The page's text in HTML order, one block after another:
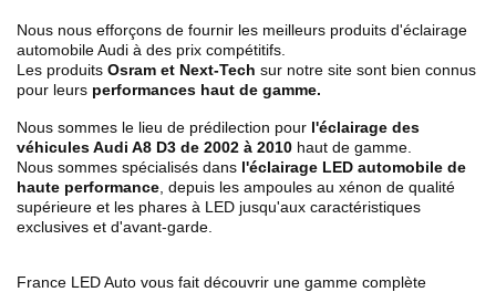
Nous nous efforçons de fournir les meilleurs produits d'éclairage
automobile Audi à des prix compétitifs.
Les produits Osram et Next-Tech sur notre site sont bien connus
pour leurs performances haut de gamme.
Nous sommes le lieu de prédilection pour l'éclairage des
véhicules Audi A8 D3 de 2002 à 2010 haut de gamme.
Nous sommes spécialisés dans l'éclairage LED automobile de
haute performance , depuis les ampoules au xénon de qualité
supérieure et les phares à LED jusqu'aux caractéristiques
exclusives et d'avant-garde.
France LED Auto vous fait découvrir une gamme complète